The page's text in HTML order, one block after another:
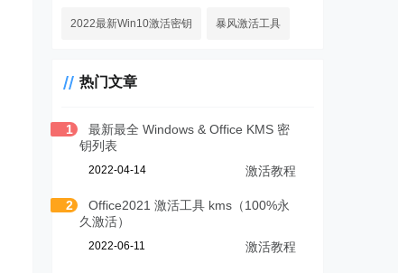
2022最新Win10激活密钥 暴风激活工具
热门文章
1
最新最全 Windows & Office KMS 密
钥列表
2022-04-14 激活教程
2
Office2021 激活工具 kms（100%永
久激活）
2022-06-11 激活教程